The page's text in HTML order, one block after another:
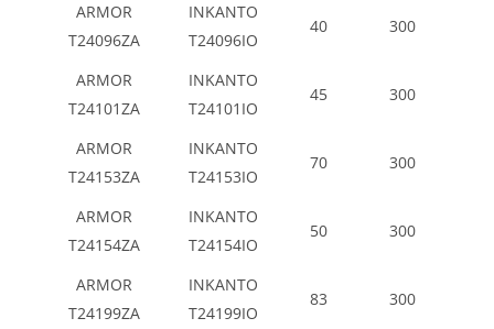
ARMOR
T24096ZA
INKANTO
T24096IO
40 300
ARMOR
T24101ZA
INKANTO
T24101IO
45 300
ARMOR
T24153ZA
INKANTO
T24153IO
70 300
ARMOR
T24154ZA
INKANTO
T24154IO
50 300
ARMOR
T24199ZA
INKANTO
T24199IO
83 300